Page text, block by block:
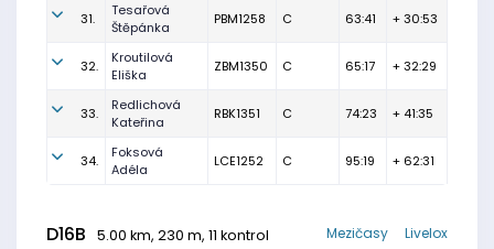
31.
Tesařová
Štěpánka
PBM1258 C 63:41 + 30:53
32.
Kroutilová
Eliška
ZBM1350 C 65:17 + 32:29
33.
Redlichová
Kateřina
RBK1351 C 74:23 + 41:35
34.
Foksová
Adéla
LCE1252 C 95:19 + 62:31
D16B 5.00 km, 230 m, 11 kontrol Livelox
Mezičasy